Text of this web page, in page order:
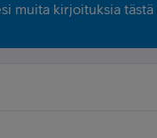
muita kirjoituksia